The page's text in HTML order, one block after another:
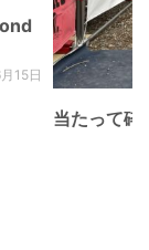
15日
当たって砕